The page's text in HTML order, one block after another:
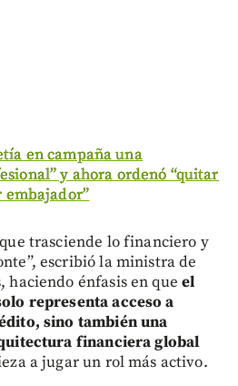
en campaña una
y ahora ordenó “quitar
embajador”
trasciende lo financiero y
escribió la ministra de
haciendo énfasis en queel
representa acceso a
sino también una
financiera global
a jugar un rol más activo.